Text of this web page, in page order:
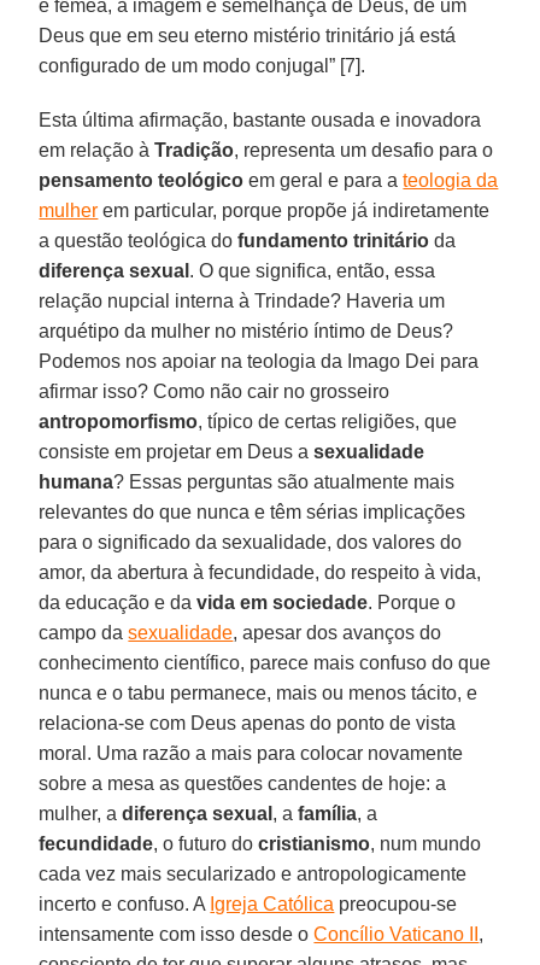
e fêmea, à imagem e semelhança de Deus, de um
Deus que em seu eterno mistério trinitário já está
configurado de um modo conjugal” [7].
Esta última afirmação, bastante ousada e inovadora
em relação àTradição, representa um desafio para o
pensamento teológico em geral e para ateologia da
mulher em particular, porque propõe já indiretamente
a questão teológica dofundamento trinitário da
diferença sexual . O que significa, então, essa
relação nupcial interna à Trindade? Haveria um
arquétipo da mulher no mistério íntimo de Deus?
Podemos nos apoiar na teologia da Imago Dei para
afirmar isso? Como não cair no grosseiro
antropomorfismo, típico de certas religiões, que
consiste em projetar em Deus asexualidade
humana? Essas perguntas são atualmente mais
relevantes do que nunca e têm sérias implicações
para o significado da sexualidade, dos valores do
amor, da abertura à fecundidade, do respeito à vida,
da educação e davida em sociedade. Porque o
campo dasexualidade, apesar dos avanços do
conhecimento científico, parece mais confuso do que
nunca e o tabu permanece, mais ou menos tácito, e
relaciona-se com Deus apenas do ponto de vista
moral. Uma razão a mais para colocar novamente
sobre a mesa as questões candentes de hoje: a
mulher, adiferença sexual , afamília, a
fecundidade, o futuro docristianismo, num mundo
cada vez mais secularizado e antropologicamente
incerto e confuso. A Igreja Católica preocupou-se
intensamente com isso desde oConcílio Vaticano II ,